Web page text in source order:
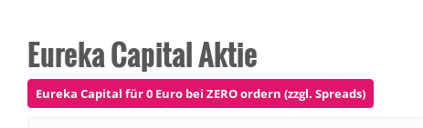
Eureka Capital Aktie
Eureka Capital für 0 Euro bei ZERO ordern (zzgl. Spreads)